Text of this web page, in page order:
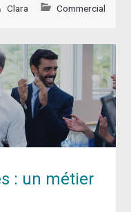
Clara Commercial
: un métier